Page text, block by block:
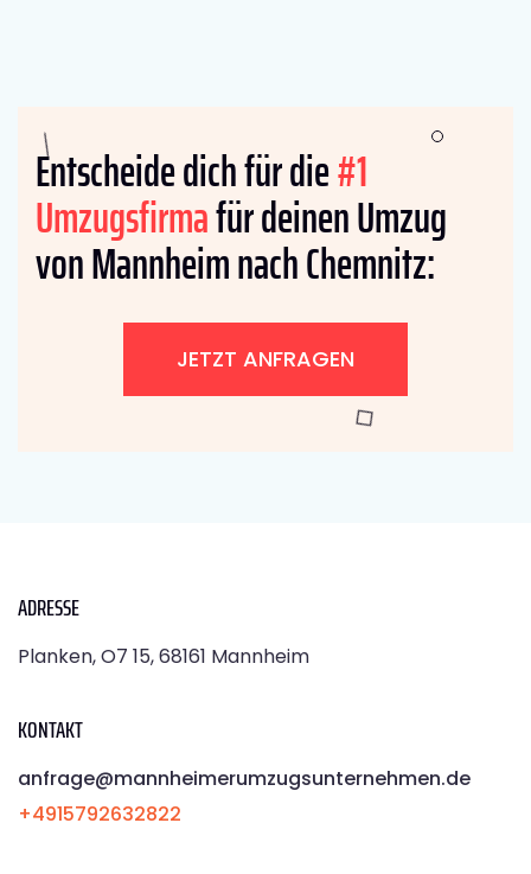
Entscheide dich für die#1
Umzugsfirmafür deinen Umzug
von Mannheim nach Chemnitz:
JETZT ANFRAGEN
ADRESSE
Planken, O7 15, 68161 Mannheim
KONTAKT
anfrage@mannheimerumzugsunternehmen.de
+4915792632822